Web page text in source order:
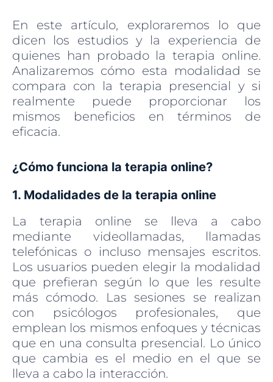
En este artículo, exploraremos lo que
dicen los estudios y la experiencia de
quienes han probado la terapia online.
Analizaremos cómo esta modalidad se
compara con la terapia presencial y si
realmente puede proporcionar los
mismos beneficios en términos de
eficacia.
¿Cómo funciona la terapia online?
1. Modalidades de la terapia online
La terapia online se lleva a cabo
mediante videollamadas, llamadas
telefónicas o incluso mensajes escritos.
Los usuarios pueden elegir la modalidad
que prefieran según lo que les resulte
más cómodo. Las sesiones se realizan
con psicólogos profesionales, que
emplean los mismos enfoques y técnicas
que en una consulta presencial. Lo único
que cambia es el medio en el que se
lleva a cabo la interacción.